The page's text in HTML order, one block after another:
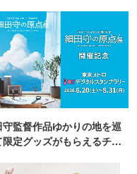
守監督作品ゆかりの地を巡
限定グッズがもらえるチャ